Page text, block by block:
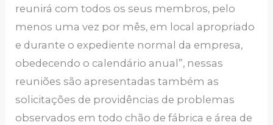
reunirá com todos os seus membros, pelo
menos uma vez por mês, em local apropriado
e durante o expediente normal da empresa,
obedecendo o calendário anual”, nessas
reuniões são apresentadas também as
solicitações de providências de problemas
observados em todo chão de fábrica e área de